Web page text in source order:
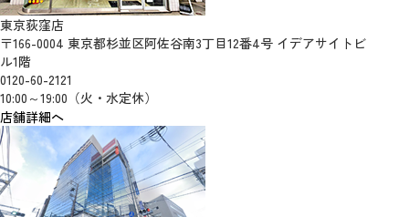
東京荻窪店
〒166-0004 東京都杉並区阿佐谷南3丁目12番4号 イデアサイトビ
ル1階
0120-60-2121
10:00～19:00（火・水定休）
店舗詳細へ